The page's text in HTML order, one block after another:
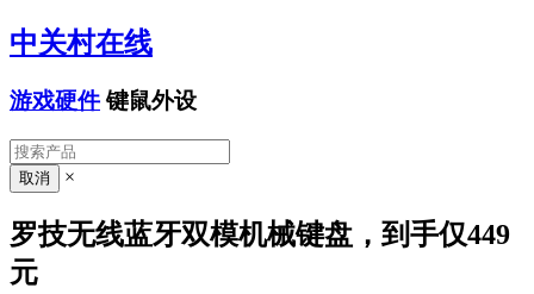
中关村在线
游戏硬件 键鼠外设
×
罗技无线蓝牙双模机械键盘，到手仅449
元